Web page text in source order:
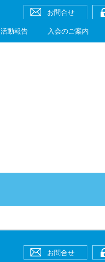
お問合せ
活動報告 入会のご案内
お問合せ